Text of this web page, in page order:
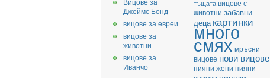
тъщата вицове с
животни забавни
деца картинки
много
смях мръсни
вицове нови вицове
пияни жени пияни
Вицове за
Джеймс Бонд
вицове за евреи
вицове за
животни
вицове за
Иванчо